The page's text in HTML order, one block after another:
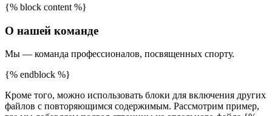
{% block content %}
О нашей команде
Мы — команда профессионалов, посвященных спорту.
{% endblock %}
Кроме того, можно использовать блоки для включения других
файлов с повторяющимся содержимым. Рассмотрим пример,